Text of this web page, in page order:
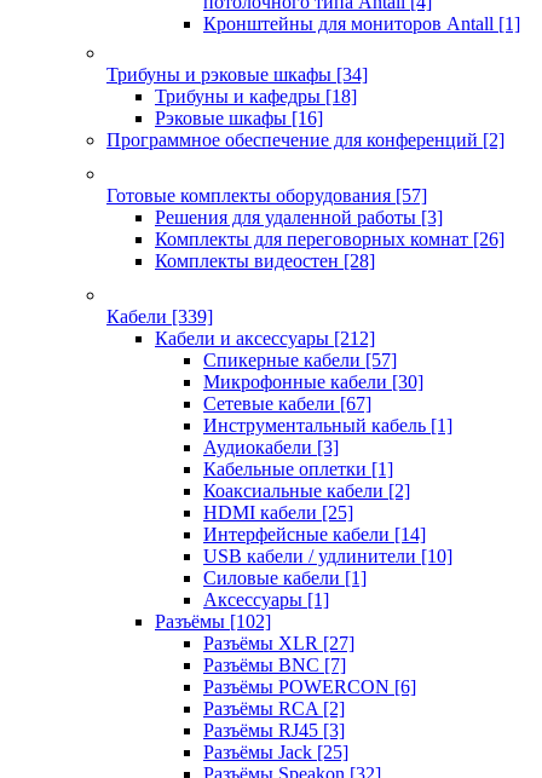
Кронштейны для мониторов Antall [1]
Трибуны и рэковые шкафы [34]
Трибуны и кафедры [18]
Рэковые шкафы [16]
Программное обеспечение для конференций [2]
Готовые комплекты оборудования [57]
Решения для удаленной работы [3]
Комплекты для переговорных комнат [26]
Комплекты видеостен [28]
Кабели [339]
Кабели и аксессуары [212]
Спикерные кабели [57]
Микрофонные кабели [30]
Сетевые кабели [67]
Инструментальный кабель [1]
Аудиокабели [3]
Кабельные оплетки [1]
Коаксиальные кабели [2]
HDMI кабели [25]
Интерфейсные кабели [14]
USB кабели / удлинители [10]
Силовые кабели [1]
Аксессуары [1]
Разъёмы [102]
Разъёмы XLR [27]
Разъёмы BNC [7]
Разъёмы POWERCON [6]
Разъёмы RCA [2]
Разъёмы RJ45 [3]
Разъёмы Jack [25]
Разъёмы Speakon [32]